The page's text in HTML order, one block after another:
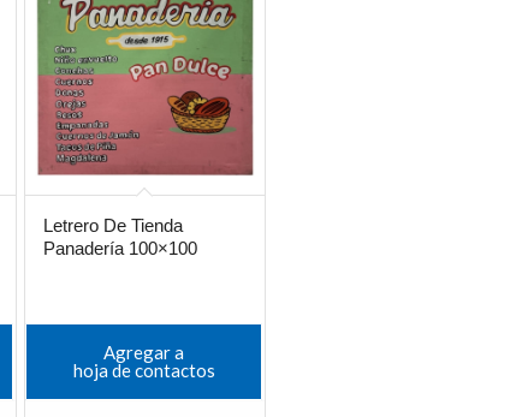
Letrero De Tienda
Panadería 100×100
Agregar a
hoja de contactos